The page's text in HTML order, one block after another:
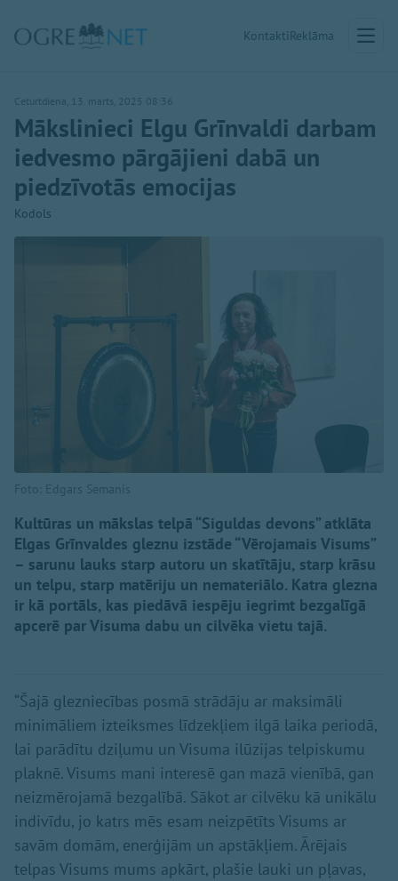
KontaktiReklāma
Ceturtdiena, 13. marts, 2025 08:36
Mākslinieci Elgu Grīnvaldi darbam
iedvesmo pārgājieni dabā un
piedzīvotās emocijas
Kodols
Foto: Edgars Semanis
Kultūras un mākslas telpā “Siguldas devons” atklāta
Elgas Grīnvaldes gleznu izstāde “Vērojamais Visums”
– sarunu lauks starp autoru un skatītāju, starp krāsu
un telpu, starp matēriju un nemateriālo. Katra glezna
ir kā portāls, kas piedāvā iespēju iegrimt bezgalīgā
apcerē par Visuma dabu un cilvēka vietu tajā.
“Šajā glezniecības posmā strādāju ar maksimāli
minimāliem izteiksmes līdzekļiem ilgā laika periodā,
lai parādītu dziļumu un Visuma ilūzijas telpiskumu
plaknē. Visums mani interesē gan mazā vienībā, gan
neizmērojamā bezgalībā. Sākot ar cilvēku kā unikālu
indivīdu, jo katrs mēs esam neizpētīts Visums ar
savām domām, enerģijām un apstākļiem. Ārējais
telpas Visums mums apkārt, plašie lauki un pļavas,